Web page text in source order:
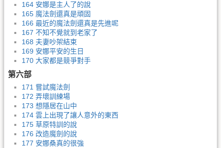
164 安娜是主人了的說
165 魔法劍還真是頑固
166 最近的魔法劍還真是先進呢
167 不知不覺就到老家了
168 夫妻吵架結束
169 安娜平安的生日
170 大家都是競爭對手
第六部
171 嘗試魔法劍
172 弄壞訓練場
173 想隱居在山中
174 雲上出現了讓人意外的東西
175 草原特訓的說
176 改造魔劍的說
177 安娜桑真的很強